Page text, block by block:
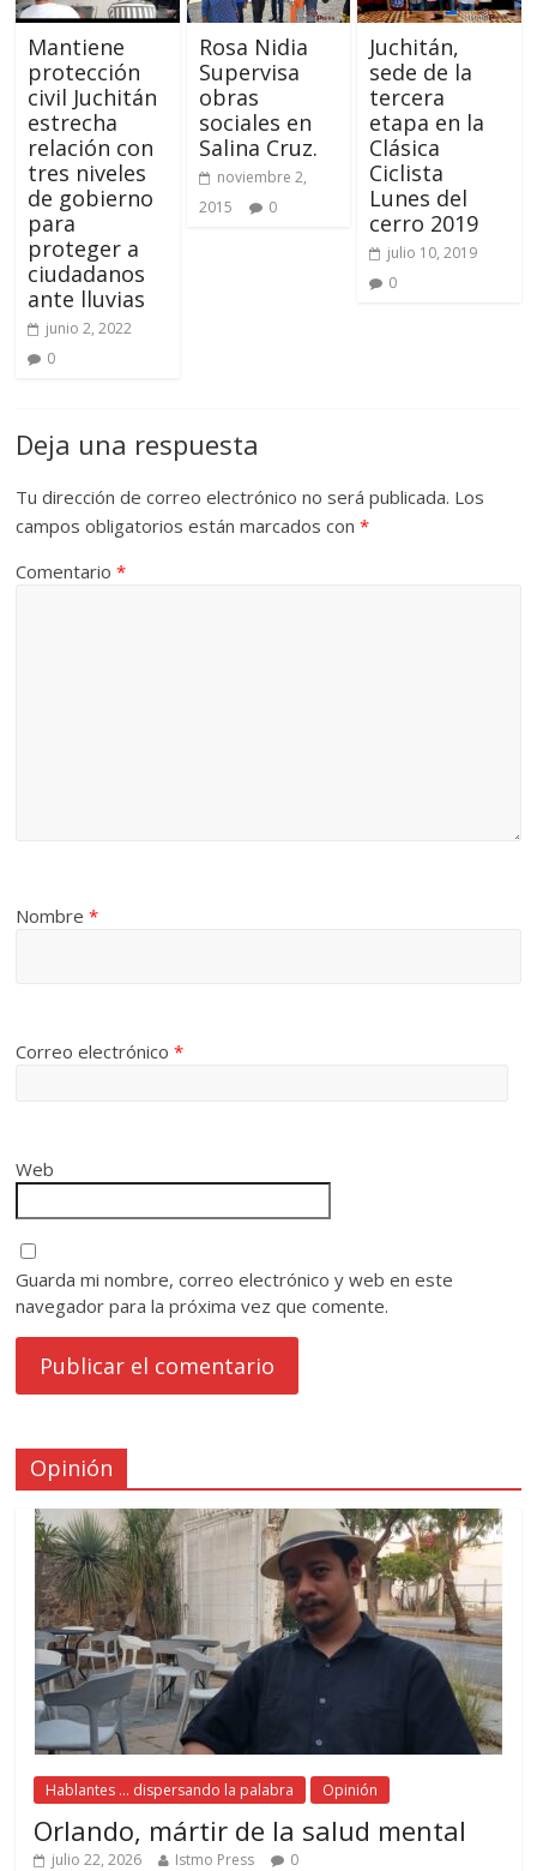
Mantiene
protección
civil Juchitán
estrecha
relación con
tres niveles
de gobierno
para
proteger a
ciudadanos
ante lluvias
junio 2, 2022
0
Rosa Nidia
Supervisa
obras
sociales en
Salina Cruz.
noviembre 2,
2015
0
Juchitán,
sede de la
tercera
etapa en la
Clásica
Ciclista
Lunes del
cerro 2019
julio 10, 2019
0
Deja una respuesta
Tu dirección de correo electrónico no será publicada. Los
campos obligatorios están marcados con*
Comentario*
Nombre*
Correo electrónico*
Web
Guarda mi nombre, correo electrónico y web en este
navegador para la próxima vez que comente.
Opinión
Hablantes ... dispersando la palabra Opinión
Orlando, mártir de la salud mental
julio 22, 2026 Istmo Press 0